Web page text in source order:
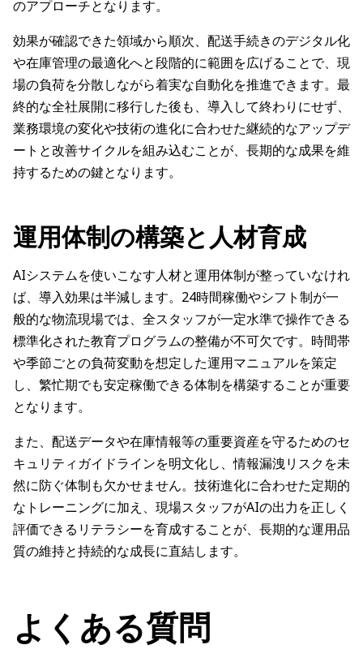
のアプローチとなります。
効果が確認できた領域から順次、配送手続きのデジタル化
や在庫管理の最適化へと段階的に範囲を広げることで、現
場の負荷を分散しながら着実な自動化を推進できます。最
終的な全社展開に移行した後も、導入して終わりにせず、
業務環境の変化や技術の進化に合わせた継続的なアップデ
ートと改善サイクルを組み込むことが、長期的な成果を維
持するための鍵となります。
運用体制の構築と人材育成
AIシステムを使いこなす人材と運用体制が整っていなけれ
ば、導入効果は半減します。24時間稼働やシフト制が一
般的な物流現場では、全スタッフが一定水準で操作できる
標準化された教育プログラムの整備が不可欠です。時間帯
や季節ごとの負荷変動を想定した運用マニュアルを策定
し、繁忙期でも安定稼働できる体制を構築することが重要
となります。
また、配送データや在庫情報等の重要資産を守るためのセ
キュリティガイドラインを明文化し、情報漏洩リスクを未
然に防ぐ体制も欠かせません。技術進化に合わせた定期的
なトレーニングに加え、現場スタッフがAIの出力を正しく
評価できるリテラシーを育成することが、長期的な運用品
質の維持と持続的な成長に直結します。
よくある質問